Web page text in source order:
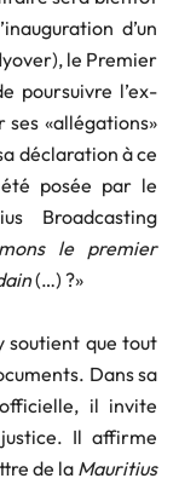
d’un
le Premier
poursuivre l’ex-
«allégations»
déclaration à ce
posée par le
Broadcasting
le premier
(…) ?»
soutient que tout
Dans sa
il invite
Il affirme
de la Mauritius